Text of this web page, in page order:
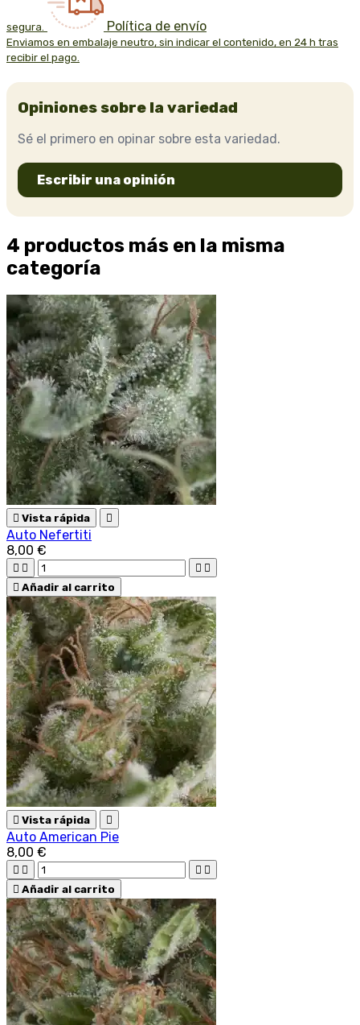
segura. Política de envío
Enviamos en embalaje neutro, sin indicar el contenido, en 24 h tras
recibir el pago.
Opiniones sobre la variedad
Sé el primero en opinar sobre esta variedad.
Escribir una opinión
4 productos más en la misma
categoría
 Vista rápida 
Auto Nefertiti
8,00 €
   
 Añadir al carrito
 Vista rápida 
Auto American Pie
8,00 €
   
 Añadir al carrito